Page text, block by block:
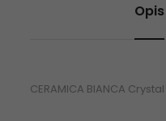
Opis
CERAMICA BIANCA